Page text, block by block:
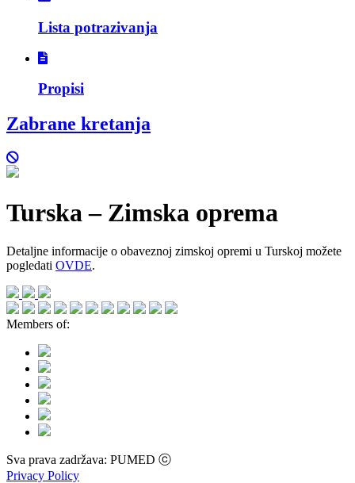
Lista potrazivanja
Propisi
Zabrane kretanja
Turska – Zimska oprema
Detaljne informacije o obaveznoj zimskoj opremi u Turskoj možete
pogledati OVDE.
Members of:
Sva prava zadržava: PUMED ⓒ
Privacy Policy